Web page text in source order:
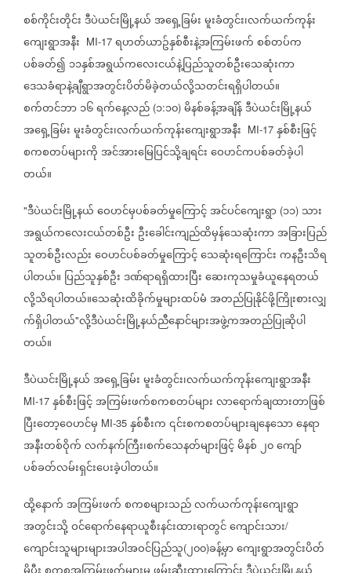
စစ်ကိုင်းတိုင်းဒီပဲယင်းမြို့နယ်အရှေ့ခြမ်းမူးခံတွင်း၊လက်ယက်ကုန်း
ကျေးရွာအနီး MI-17 ရဟတ်ယာဥ်နှစ်စီးနဲ့အကြမ်းဖက်စစ်တပ်က
ပစ်ခတ်၍ ၁၁နှစ်အရွယ်ကလေးငယ်နဲ့ပြည်သူတစ်ဦးသေဆုံးကာ
ဒေသခံရာနဲ့ချီရွာအတွင်းပိတ်မိခဲ့တယ်လို့သတင်းရရှိပါတယ်။
စက်တင်ဘာ၁၆ရက်နေ့လည် (၁:၁၀) မိနစ်ခန့်အချိန်ဒီပဲယင်းမြို့နယ်
အရှေ့ခြမ်းမူးခံတွင်း၊လက်ယက်ကုန်းကျေးရွာအနီး MI-17 နှစ်စီးဖြင့်
စကစတပ်များကိုအင်အားမြေပြင်သို့ချရင်းဝေဟင်ကပစ်ခတ်ခဲ့ပါ
တယ်။
"ဒီပဲယင်းမြို့နယ်ဝေဟင်မှပစ်ခတ်မှုကြောင့်အင်ပင်ကျေးရွာ (၁၁) သား
အရွယ်ကလေးငယ်တစ်ဦး ဦးခေါင်းကျည်ထိမှန်သေဆုံးကာအခြားပြည်
သူတစ်ဦးလည်းဝေဟင်ပစ်ခတ်မှုကြောင့်သေဆုံးရကြောင်းကနဦးသိရ
ပါတယ်။ ပြည်သူနှစ်ဦးဒဏ်ရာရရှိထားပြီးဆေးကုသမှုခံယူနေရတယ်
လို့သိရပါတယ်။သေဆုံးထိခိုက်မှုများထပ်မံအတည်ပြုနိုင်ဖို့ကြိုးစားလျှ
က်ရှိပါတယ်"လို့ဒီပဲယင်းမြို့နယ်ညီနောင်များအဖွဲ့ကအတည်ပြုဆိုပါ
တယ်။
ဒီပဲယင်းမြို့နယ်အရှေ့ခြမ်းမူးခံတွင်း၊လက်ယက်ကုန်းကျေးရွာအနီး
MI-17 နှစ်စီးဖြင့်အကြမ်းဖက်စကစတပ်များလာရောက်ချထားတာဖြစ်
ပြီးတော့ဝေဟင်မှ MI-35 နှစ်စီးက၎င်းစကစတပ်များချနေသောနေရာ
အနီးတစ်ဝိုက်လက်နက်ကြီး၊စက်သေနတ်များဖြင့်မိနစ်၂၀ကျော်
ပစ်ခတ်လမ်းရှင်းပေးခဲ့ပါတယ်။
ထို့နောက်အကြမ်းဖက်စကစများသည်လက်ယက်ကုန်းကျေးရွာ
အတွင်းသို့ဝင်ရောက်နေရာယူစီးနင်းထားရာတွင်ကျောင်းသား/
ကျောင်းသူများများအပါအဝင်ပြည်သူ(၂၀၀)ခန့်မှာကျေးရွာအတွင်းပိတ်